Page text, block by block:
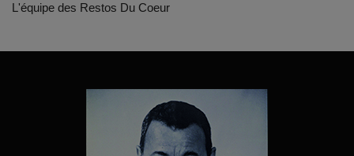
L'équipe des Restos Du Coeur